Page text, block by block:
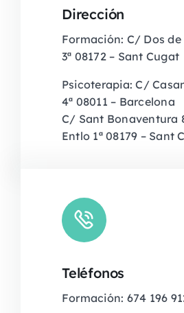
Dirección
Formación: C/ Dos de
3ª 08172 – Sant Cugat
Psicoterapia: C/
4ª 08011 – Barcelona
C/ Sant Bonaventura
Entlo 1ª 08179 – Sant
Teléfonos
Formación: 674 196